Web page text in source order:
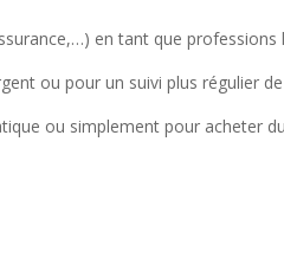
en tant que
ou pour un suivi plus régulier
ou simplement pour acheter